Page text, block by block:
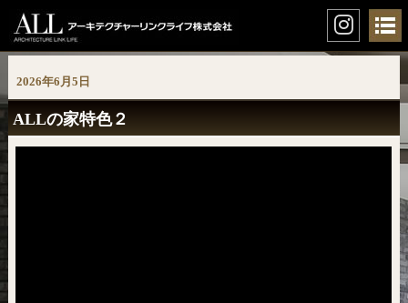
2026年6月5日
ALLの家特色２